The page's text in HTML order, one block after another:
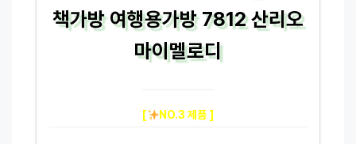
책가방 여행용가방 7812 산리오
마이멜로디
[ NO.3 제품 ]